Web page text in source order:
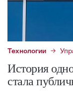
Технологии
История
стала